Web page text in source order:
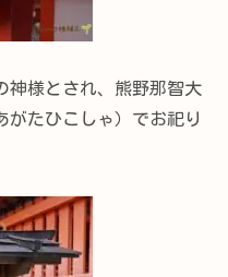
神様とされ、熊野那智大
がたひこしゃ）でお祀り